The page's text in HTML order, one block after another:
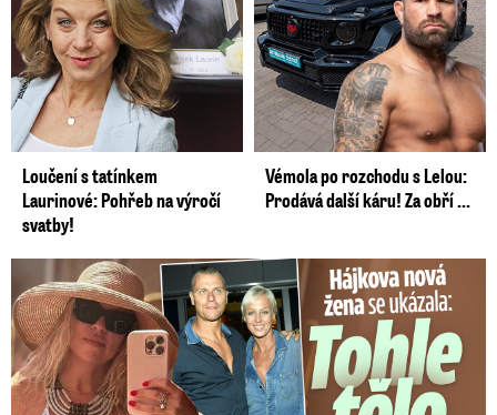
Loučení s tatínkem
Laurinové: Pohřeb na výročí
svatby!
Vémola po rozchodu s Lelou:
Prodává další káru! Za obří ...
Tohle tělo nahradilo Belo: Nová partnerka se ukázala...